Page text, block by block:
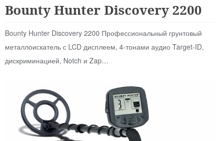
Bounty Hunter Discovery 2200
Bounty Hunter Discovery 2200 Профессиональный грунтовый
металлоискатель с LCD дисплеем, 4-тонами аудио Target-ID,
дискриминацией, Notch и Zap…